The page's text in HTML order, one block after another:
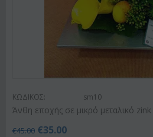
ΚΩΔΙΚΟΣ: sm10
Άνθη εποχής σε μικρό μεταλικό zink
€45.00 €35.00